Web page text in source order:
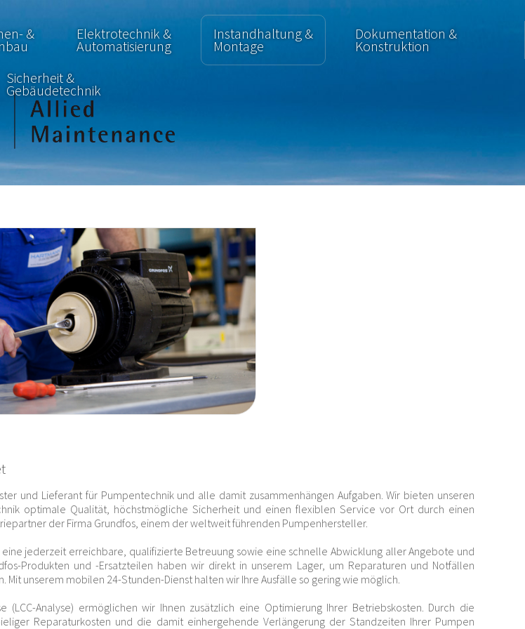
& Elektrotechnik &
Automatisierung
Instandhaltung &
Montage
Dokumentation &
Konstruktion
Sicherheit &
Gebäudetechnik
und Lieferant für Pumpentechnik und alle damit zusammenhängen Aufgaben. Wir bieten unseren
optimale Qualität, höchstmögliche Sicherheit und einen flexiblen Service vor Ort durch einen
der Firma Grundfos, einem der weltweit führenden Pumpenhersteller.
jederzeit erreichbare, qualifizierte Betreuung sowie eine schnelle Abwicklung aller Angebote und
Produkten und -Ersatzteilen haben wir direkt in unserem Lager, um Reparaturen und Notfällen
Mit unserem mobilen 24-Stunden-Dienst halten wir Ihre Ausfälle so gering wie möglich.
(LCC-Analyse) ermöglichen wir Ihnen zusätzlich eine Optimierung Ihrer Betriebskosten. Durch die
Reparaturkosten und die damit einhergehende Verlängerung der Standzeiten Ihrer Pumpen